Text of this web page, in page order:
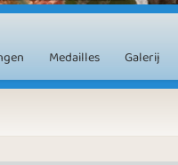
Medailles Galerij